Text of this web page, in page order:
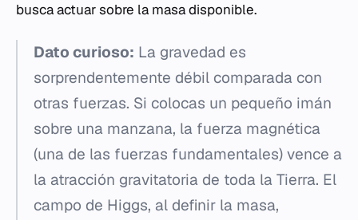
busca actuar sobre la masa disponible.
Dato curioso: La gravedad es
sorprendentemente débil comparada con
otras fuerzas. Si colocas un pequeño imán
sobre una manzana, la fuerza magnética
(una de las fuerzas fundamentales) vence a
la atracción gravitatoria de toda la Tierra. El
campo de Higgs, al definir la masa,